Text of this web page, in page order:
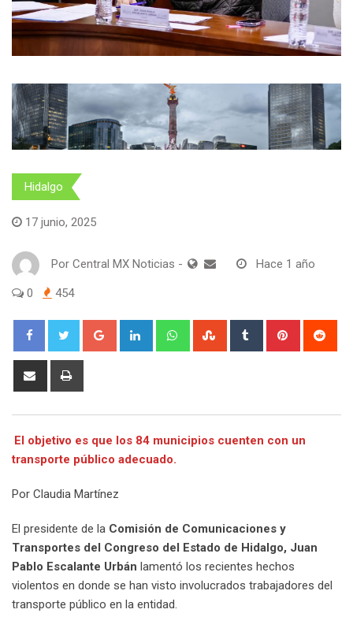
Hidalgo
17 junio, 2025
Por Central MX Noticias - Hace 1 año
0 454
Google+ LinkedIn WhatsappStumbleUpon
Tumblr Pinterest
Share
El objetivo es que los 84 municipios cuenten con un
transporte público adecuado.
Por Claudia Martínez
El presidente de la Comisión de Comunicaciones y
Transportes del Congreso del Estado de Hidalgo, Juan
Pablo Escalante Urbán lamentó los recientes hechos
violentos en donde se han visto involucrados trabajadores del
transporte público en la entidad.